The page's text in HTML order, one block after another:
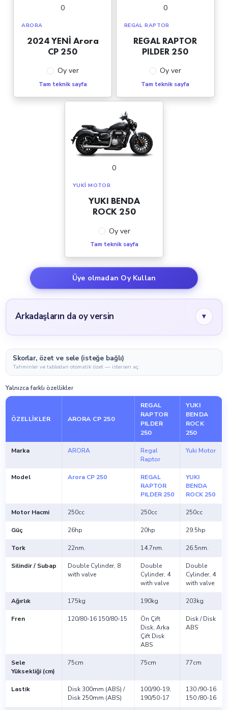
0
ARORA
2024 YENİ Arora
CP 250
Oy ver
Tam teknik sayfa
0
REGAL RAPTOR
REGAL RAPTOR
PILDER 250
Oy ver
Tam teknik sayfa
0
YUKI MOTOR
YUKI BENDA
ROCK 250
Oy ver
Tam teknik sayfa
Üye olmadan Oy Kullan
Arkadaşların da oy versin ▾
Skorlar, özet ve sele (isteğe bağlı)
Tahminler ve tablodan otomatik özet — istersen aç.
Yalnızca farklı özellikler
ÖZELLIKLER ARORA CP 250
REGAL
RAPTOR
PILDER
250
YUKI
BENDA
ROCK
250
Marka ARORA
Regal
Raptor
Yuki Motor
Model Arora CP 250
REGAL
RAPTOR
PILDER 250
YUKI
BENDA
ROCK 250
Motor Hacmi 250cc 250cc 250cc
Güç 26hp 20hp 29.5hp
Tork 22nm. 14.7nm. 26.5nm.
Silindir / Subap
Double Cylinder, 8
with valve
Double
Cylinder, 4
with valve
Double
Cylinder, 4
with valve
Ağırlık 175kg 190kg 203kg
Fren 120/80-16 150/80-15
Ön Çift
Disk, Arka
Çift Disk
ABS
Disk / Disk
ABS
Sele
Yüksekliği (cm)
75cm 75cm 77cm
Lastik
Disk 300mm (ABS) /
Disk 250mm (ABS)
100/90-19,
190/50-17
130 /90-16
150 /80-16